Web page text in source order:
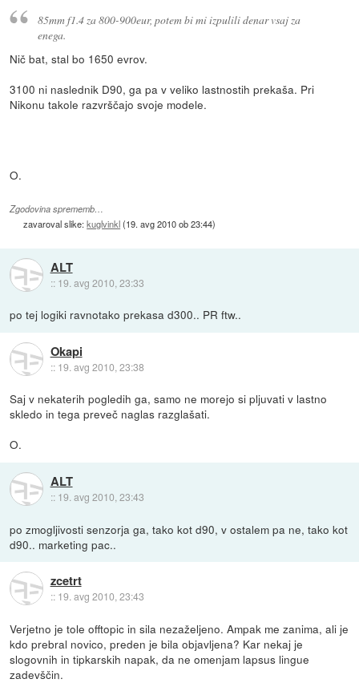
85mm f1.4 za 800-900eur, potem bi mi izpulili denar vsaj za
enega.
Nič bat, stal bo 1650 evrov.
3100 ni naslednik D90, ga pa v veliko lastnostih prekaša. Pri
Nikonu takole razvrščajo svoje modele.
O.
Zgodovina sprememb…
zavaroval slike:kuglvinkl(19. avg 2010 ob 23:44)
ALT
:: 19. avg 2010, 23:33
po tej logiki ravnotako prekasa d300.. PR ftw..
Okapi
:: 19. avg 2010, 23:38
Saj v nekaterih pogledih ga, samo ne morejo si pljuvati v lastno
skledo in tega preveč naglas razglašati.
O.
ALT
:: 19. avg 2010, 23:43
po zmogljivosti senzorja ga, tako kot d90, v ostalem pa ne, tako kot
d90.. marketing pac..
zcetrt
:: 19. avg 2010, 23:43
Verjetno je tole offtopic in sila nezaželjeno. Ampak me zanima, ali je
kdo prebral novico, preden je bila objavljena? Kar nekaj je
slogovnih in tipkarskih napak, da ne omenjam lapsus lingue
zadevščin.